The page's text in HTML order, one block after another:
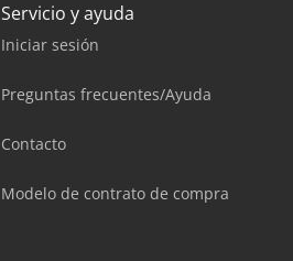
Servicio y ayuda
Iniciar sesión
Preguntas frecuentes/Ayuda
Contacto
Modelo de contrato de compra